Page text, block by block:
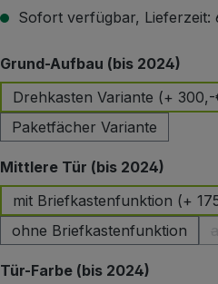
Sofort verfügbar, Lieferzeit:
Grund-Aufbau (bis 2024)
Drehkasten Variante (+
Paketfächer Variante
Mittlere Tür (bis 2024)
mit Briefkastenfunktion (+
ohne Briefkastenfunktion
Tür-Farbe (bis 2024)